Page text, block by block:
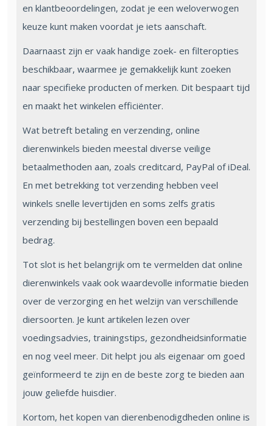
en klantbeoordelingen, zodat je een weloverwogen
keuze kunt maken voordat je iets aanschaft.
Daarnaast zijn er vaak handige zoek- en filteropties
beschikbaar, waarmee je gemakkelijk kunt zoeken
naar specifieke producten of merken. Dit bespaart tijd
en maakt het winkelen efficiënter.
Wat betreft betaling en verzending, online
dierenwinkels bieden meestal diverse veilige
betaalmethoden aan, zoals creditcard, PayPal of iDeal.
En met betrekking tot verzending hebben veel
winkels snelle levertijden en soms zelfs gratis
verzending bij bestellingen boven een bepaald
bedrag.
Tot slot is het belangrijk om te vermelden dat online
dierenwinkels vaak ook waardevolle informatie bieden
over de verzorging en het welzijn van verschillende
diersoorten. Je kunt artikelen lezen over
voedingsadvies, trainingstips, gezondheidsinformatie
en nog veel meer. Dit helpt jou als eigenaar om goed
geïnformeerd te zijn en de beste zorg te bieden aan
jouw geliefde huisdier.
Kortom, het kopen van dierenbenodigdheden online is